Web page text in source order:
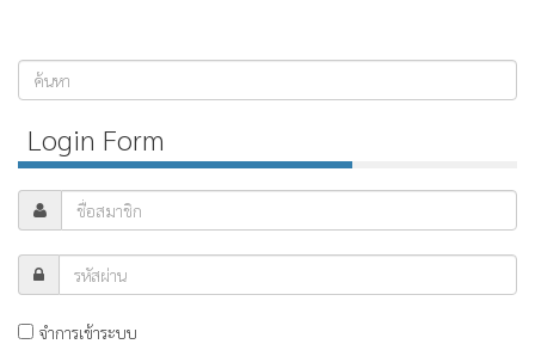
ค้นหา...
Login Form
จำการเข้าระบบ